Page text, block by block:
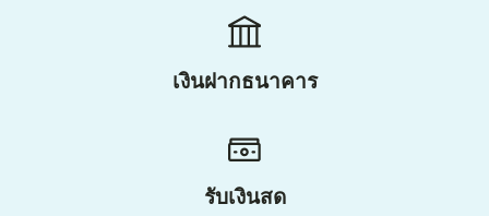
เงินฝากธนาคาร
รับเงินสด